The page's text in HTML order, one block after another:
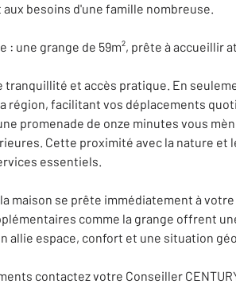
besoins d'une famille nombreuse.
: une grange de 59m², prête à accueillir
tranquillité et accès pratique. En
région, facilitant vos déplacements
promenade de onze minutes vous
Cette proximité avec la nature et
essentiels.
maison se prête immédiatement à
comme la grange offrent
allie espace, confort et une situation
contactez votre Conseiller